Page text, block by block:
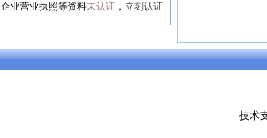
企业营业执照等资料未认证 ， 立刻认证
技术